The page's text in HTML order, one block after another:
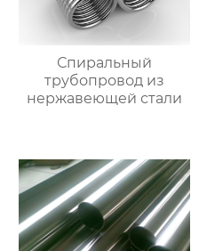
Спиральный
трубопровод из
нержавеющей стали